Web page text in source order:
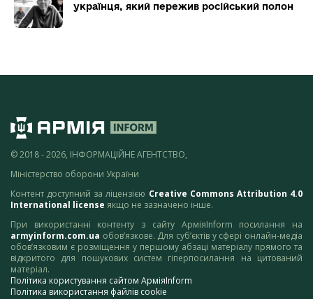
українця, який пережив російський полон
© 2018 - 2026, ІНФОРМАЦІЙНЕ АГЕНТСТВО,
Міністерство оборони України
Контент доступний за ліцензією Creative Commons Attribution 4.0
International license якщо не зазначено інше.
При використанні контенту з сайту АрміяInform посилання на
armyinform.com.ua обов’язкове. Для суб’єктів у сфері онлайн-медіа
обов’язковим є розміщення у першому абзаці матеріалу прямого та
відкритого для пошукових систем гіперпосилання на цитований
матеріал.
Політика користування сайтом АрміяInform
Політика використання файлів cookie